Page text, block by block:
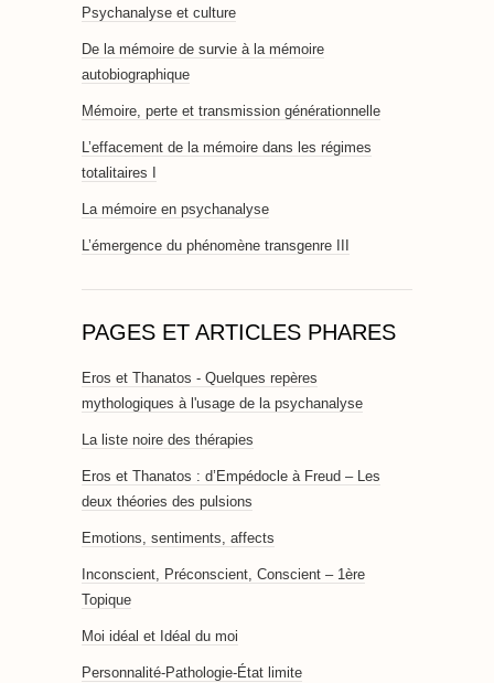
Psychanalyse et culture
De la mémoire de survie à la mémoire
autobiographique
Mémoire, perte et transmission générationnelle
L’effacement de la mémoire dans les régimes
totalitaires I
La mémoire en psychanalyse
L’émergence du phénomène transgenre III
PAGES ET ARTICLES PHARES
Eros et Thanatos - Quelques repères
mythologiques à l'usage de la psychanalyse
La liste noire des thérapies
Eros et Thanatos : d’Empédocle à Freud – Les
deux théories des pulsions
Emotions, sentiments, affects
Inconscient, Préconscient, Conscient – 1ère
Topique
Moi idéal et Idéal du moi
Personnalité-Pathologie-État limite